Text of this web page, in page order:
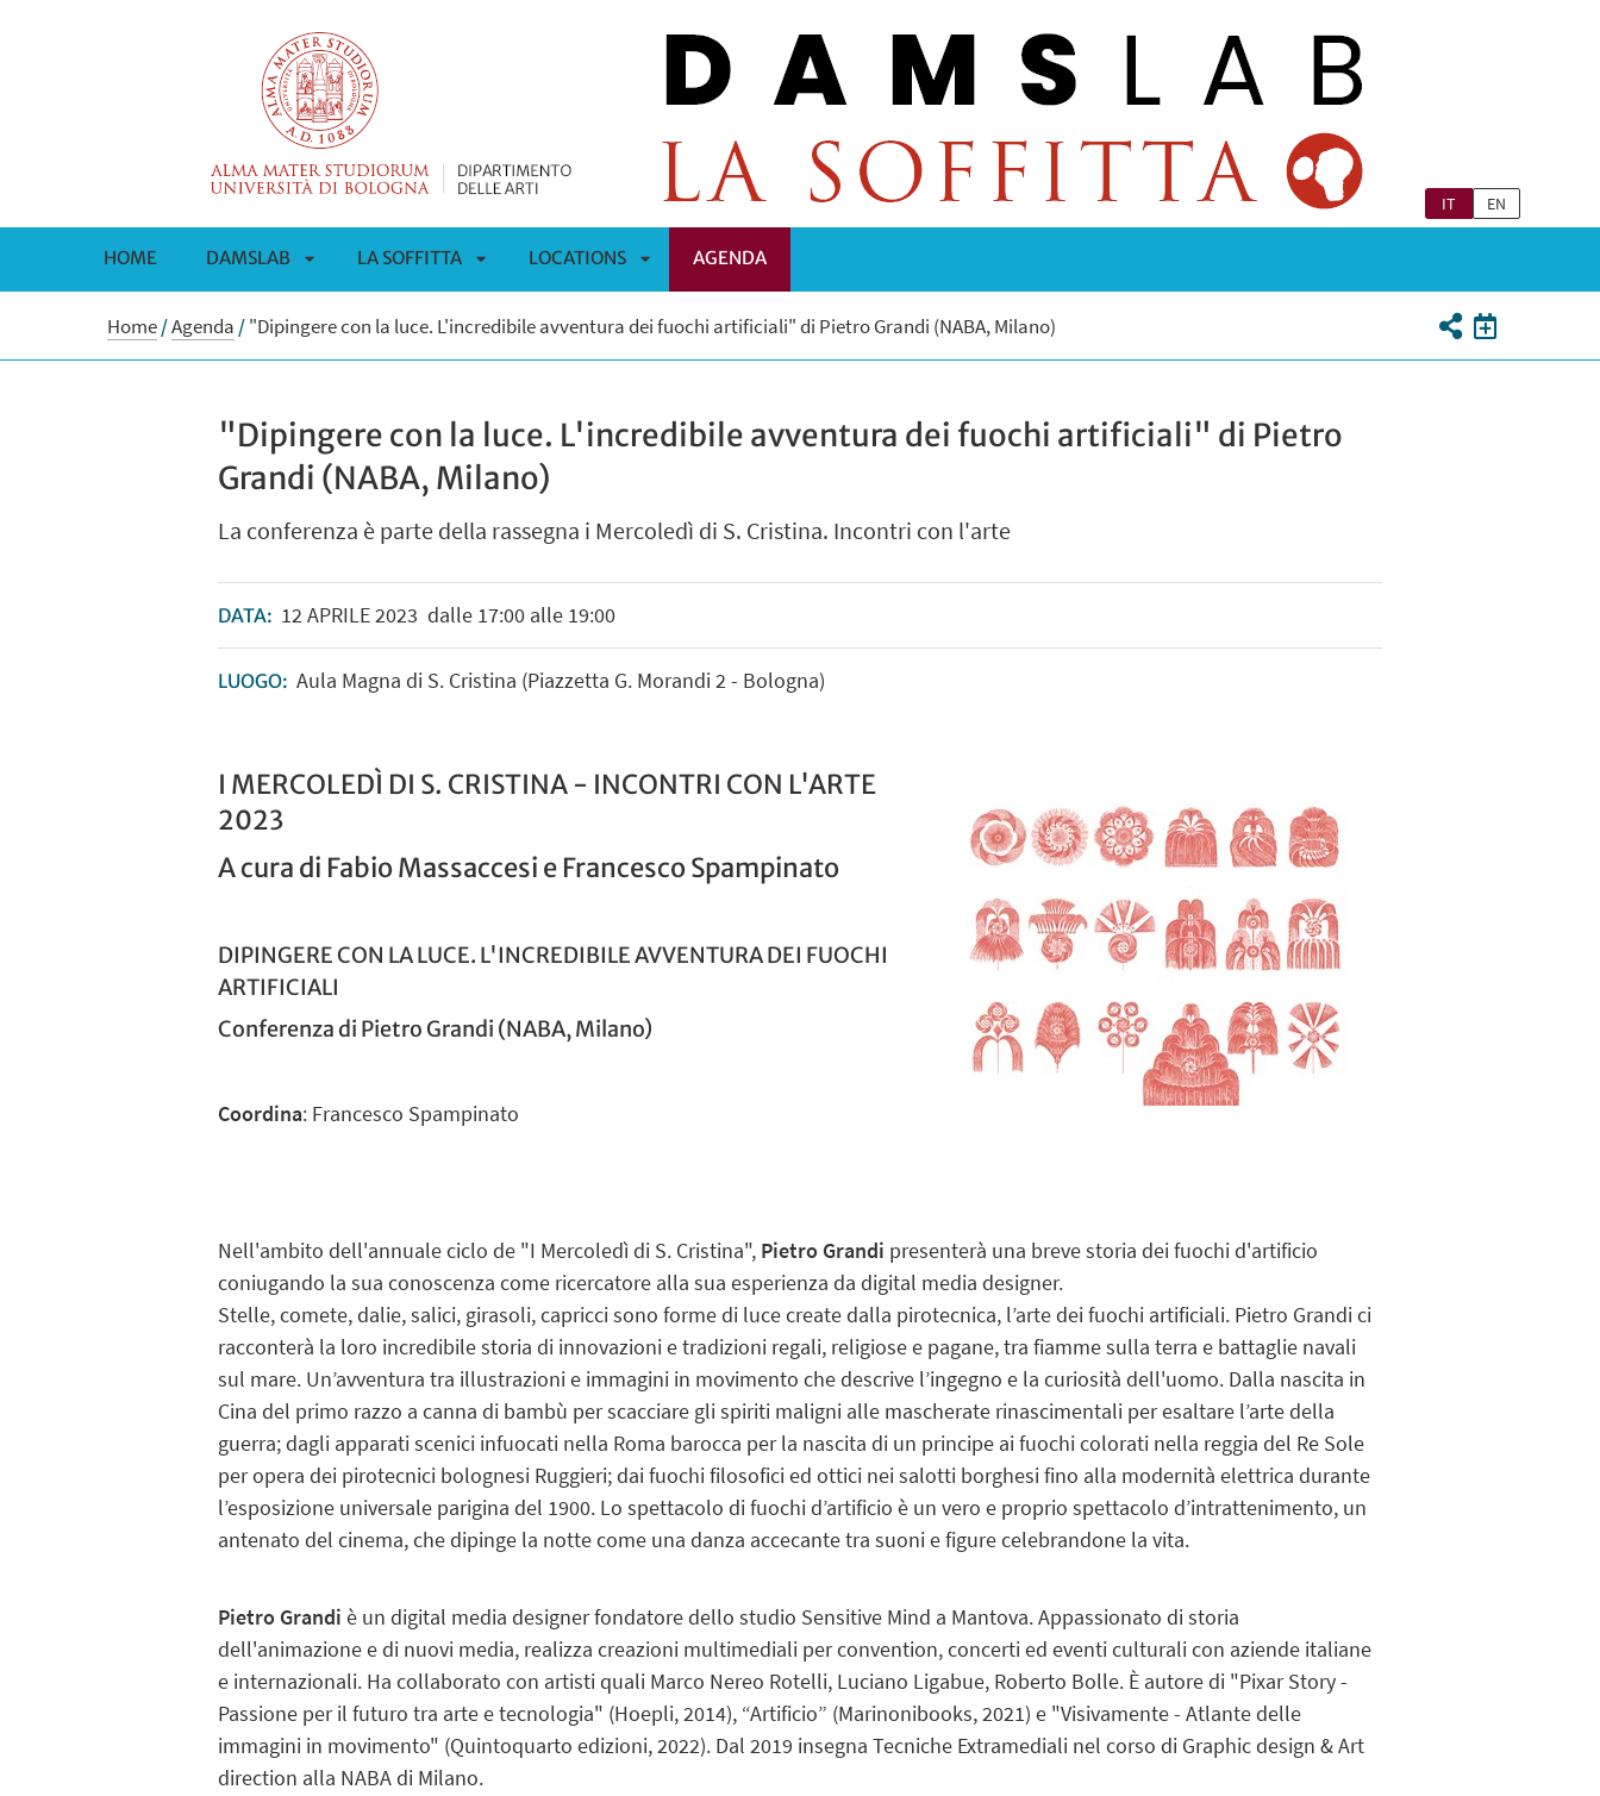
IT EN
HOME DAMSLAB
APRI
LA SOFFITTA
APRI
LOCATIONS
APRI
AGENDA
Home/Agenda /"Dipingere con la luce. L'incredibile avventura dei fuochi artificiali" di Pietro Grandi (NABA, Milano)
"Dipingere con la luce. L'incredibile avventura dei fuochi artificiali" di Pietro
Grandi (NABA, Milano)
La conferenza è parte della rassegna i Mercoledì di S. Cristina. Incontri con l'arte
DATA: 12 APRILE2023 dalle 17:00 alle 19:00
LUOGO: Aula Magna di S. Cristina (Piazzetta G. Morandi 2 - Bologna)
I MERCOLEDÌ DI S. CRISTINA - INCONTRI CON L'ARTE
2023
A cura di Fabio Massaccesi e Francesco Spampinato
DIPINGERE CON LA LUCE. L'INCREDIBILE AVVENTURA DEI FUOCHI
ARTIFICIALI
Conferenza di Pietro Grandi (NABA, Milano)
Coordina: Francesco Spampinato
Nell'ambito dell'annuale ciclo de "I Mercoledì di S. Cristina", Pietro Grandi presenterà una breve storia dei fuochi d'artificio
coniugando la sua conoscenza come ricercatore alla sua esperienza da digital media designer.
Stelle, comete, dalie, salici, girasoli, capricci sono forme di luce create dalla pirotecnica, l’arte dei fuochi artificiali. Pietro Grandi ci
racconterà la loro incredibile storia di innovazioni e tradizioni regali, religiose e pagane, tra fiamme sulla terra e battaglie navali
sul mare. Un’avventura tra illustrazioni e immagini in movimento che descrive l’ingegno e la curiosità dell'uomo. Dalla nascita in
Cina del primo razzo a canna di bambù per scacciare gli spiriti maligni alle mascherate rinascimentali per esaltare l’arte della
guerra; dagli apparati scenici infuocati nella Roma barocca per la nascita di un principe ai fuochi colorati nella reggia del Re Sole
per opera dei pirotecnici bolognesi Ruggieri; dai fuochi filosofici ed ottici nei salotti borghesi fino alla modernità elettrica durante
l’esposizione universale parigina del 1900. Lo spettacolo di fuochi d’artificio è un vero e proprio spettacolo d’intrattenimento, un
antenato del cinema, che dipinge la notte come una danza accecante tra suoni e figure celebrandone la vita.
Pietro Grandi è un digital media designer fondatore dello studio Sensitive Mind a Mantova. Appassionato di storia
dell'animazione e di nuovi media, realizza creazioni multimediali per convention, concerti ed eventi culturali con aziende italiane
e internazionali. Ha collaborato con artisti quali Marco Nereo Rotelli, Luciano Ligabue, Roberto Bolle. È autore di "Pixar Story -
Passione per il futuro tra arte e tecnologia" (Hoepli, 2014), “Artificio” (Marinonibooks, 2021) e "Visivamente - Atlante delle
immagini in movimento" (Quintoquarto edizioni, 2022). Dal 2019 insegna Tecniche Extramediali nel corso di Graphic design & Art
direction alla NABA di Milano.